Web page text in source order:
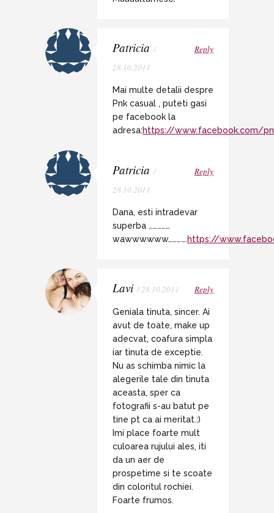
Patricia /
28.10.2011
Reply
Mai multe detalii despre
Pnk casual , puteti gasi
pe facebook la
adresa:https://www.facebook.com/
Patricia /
28.10.2011
Reply
Dana, esti intradevar
superba ……………
wawwwwww………….https://
Lavi / 28.10.2011 Reply
Geniala tinuta, sincer. Ai
avut de toate, make up
adecvat, coafura simpla
iar tinuta de exceptie.
Nu as schimba nimic la
alegerile tale din tinuta
aceasta, sper ca
fotografii s-au batut pe
tine pt ca ai meritat.:)
Imi place foarte mult
culoarea rujului ales, iti
da un aer de
prospetime si te scoate
din coloritul rochiei.
Foarte frumos.